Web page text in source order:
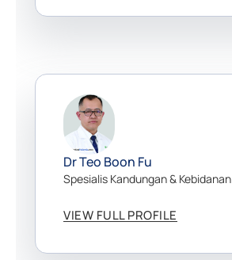
Dr Teo Boon Fu
Spesialis Kandungan & Kebidanan
VIEW FULL PROFILE